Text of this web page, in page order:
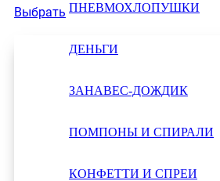
ПНЕВМОХЛОПУШКИ
ДЕНЬГИ
ЗАНАВЕС-ДОЖДИК
ПОМПОНЫ И СПИРАЛИ
КОНФЕТТИ И СПРЕИ
Выбрать